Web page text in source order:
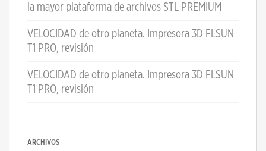
la mayor plataforma de archivos STL PREMIUM
VELOCIDAD de otro planeta. Impresora 3D FLSUN
T1 PRO, revisión
VELOCIDAD de otro planeta. Impresora 3D FLSUN
T1 PRO, revisión
ARCHIVOS